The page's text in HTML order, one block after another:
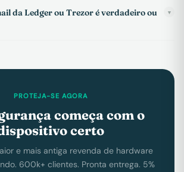
da Ledger ou Trezor é verdadeiro ou
▼
PROTEJA-SE AGORA
começa com o
certo
e mais antiga revenda de hardware
600k+ clientes. Pronta entrega. 5%